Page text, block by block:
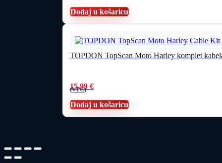
Dodaj u košaricu
TOPDON TopScan Moto Harley komplet
15,99 €
(VPC)
Dodaj u košaricu